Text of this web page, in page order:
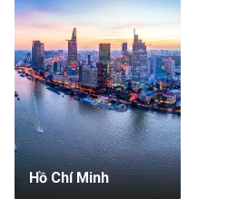
Hồ Chí Minh